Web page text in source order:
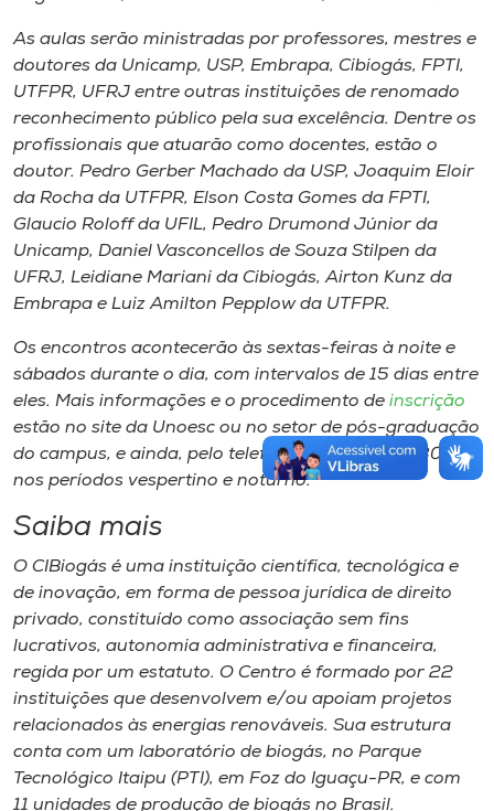
As aulas serão ministradas por professores, mestres e
doutores da Unicamp, USP, Embrapa, Cibiogás, FPTI,
UTFPR, UFRJ entre outras instituições de renomado
reconhecimento público pela sua excelência. Dentre os
profissionais que atuarão como docentes, estão o
doutor. Pedro Gerber Machado da USP, Joaquim Eloir
da Rocha da UTFPR, Elson Costa Gomes da FPTI,
Glaucio Roloff da UFIL, Pedro Drumond Júnior da
Unicamp, Daniel Vasconcellos de Souza Stilpen da
UFRJ, Leidiane Mariani da Cibiogás, Airton Kunz da
Embrapa e Luiz Amilton Pepplow da UTFPR.
Os encontros acontecerão às sextas-feiras à noite e
sábados durante o dia, com intervalos de 15 dias entre
eles. Mais informações e o procedimento de inscrição
estão no site da Unoesc ou no setor de pós-graduação
do campus, e ainda, pelo telefone (49) 3533 4430,
nos períodos vespertino e noturno.
Saiba mais
O CIBiogás é uma instituição científica, tecnológica e
de inovação, em forma de pessoa jurídica de direito
privado, constituído como associação sem fins
lucrativos, autonomia administrativa e financeira,
regida por um estatuto. O Centro é formado por 22
instituições que desenvolvem e/ou apoiam projetos
relacionados às energias renováveis. Sua estrutura
conta com um laboratório de biogás, no Parque
Tecnológico Itaipu (PTI), em Foz do Iguaçu-PR, e com
11 unidades de produção de biogás no Brasil.